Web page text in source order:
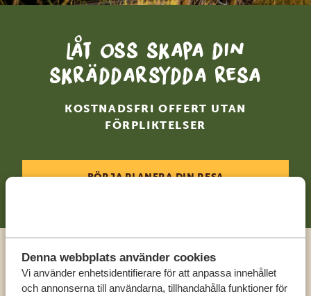
Denna webbplats använder cookies
Vi använder enhetsidentifierare för att anpassa innehållet
och annonserna till användarna, tillhandahålla funktioner för
Låt oss skapa din
skräddarsydda resa
KOSTNADSFRI OFFERT UTAN
FÖRPLIKTELSER
BÖRJA PLANERA DIN RESA
Ring en expert